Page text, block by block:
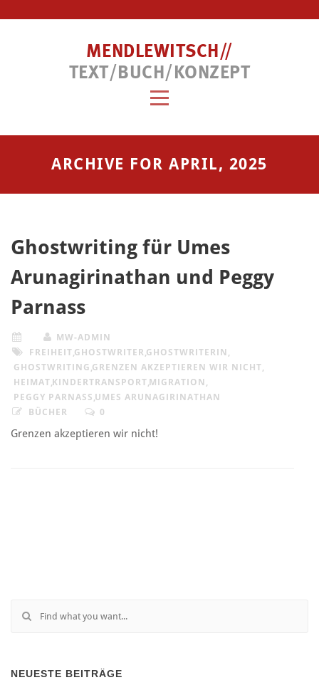
MENDLEWITSCH//
TEXT/BUCH/KONZEPT
ARCHIVE FOR APRIL, 2025
Ghostwriting für Umes
Arunagirinathan und Peggy
Parnass
MW-ADMIN
FREIHEIT,GHOSTWRITER,GHOSTWRITERIN,
GHOSTWRITING,GRENZEN AKZEPTIEREN WIR NICHT,
HEIMAT,KINDERTRANSPORT,MIGRATION,
PEGGY PARNASS,UMES ARUNAGIRINATHAN
BÜCHER
0
Grenzen akzeptieren wir nicht!
NEUESTE BEITRÄGE